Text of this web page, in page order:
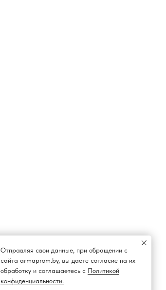
ДОСТАВКА И ОПЛАТА
Отправляя свои данные, при обращении с
сайта armaprom.by, вы даете согласие на их
обработку и соглашаетесь с Политикой
конфиденциальности.